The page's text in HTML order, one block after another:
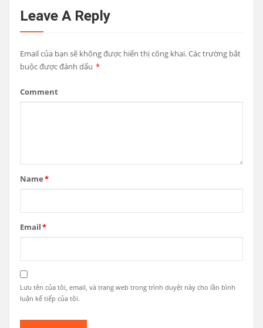
Leave A Reply
Email của bạn sẽ không được hiển thị công khai.Các trường bắt
buộc được đánh dấu *
Comment
Name*
Email*
Lưu tên của tôi, email, và trang web trong trình duyệt này cho lần bình
luận kế tiếp của tôi.